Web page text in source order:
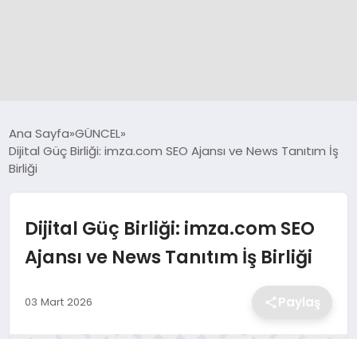
SPOR
DÜNYA
SİYASET
Ana Sayfa GÜNCEL
Dijital Güç Birliği: imza.com SEO Ajansı ve News Tanıtım İş
Birliği
Dijital Güç Birliği: imza.com SEO
Ajansı ve News Tanıtım İş Birliği
03 Mart 2026 Paylaş